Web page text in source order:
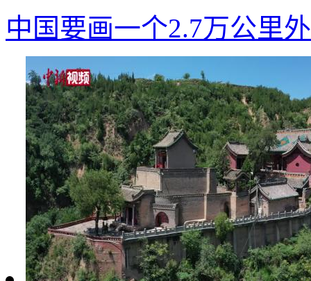
中国要画一个2.7万公里